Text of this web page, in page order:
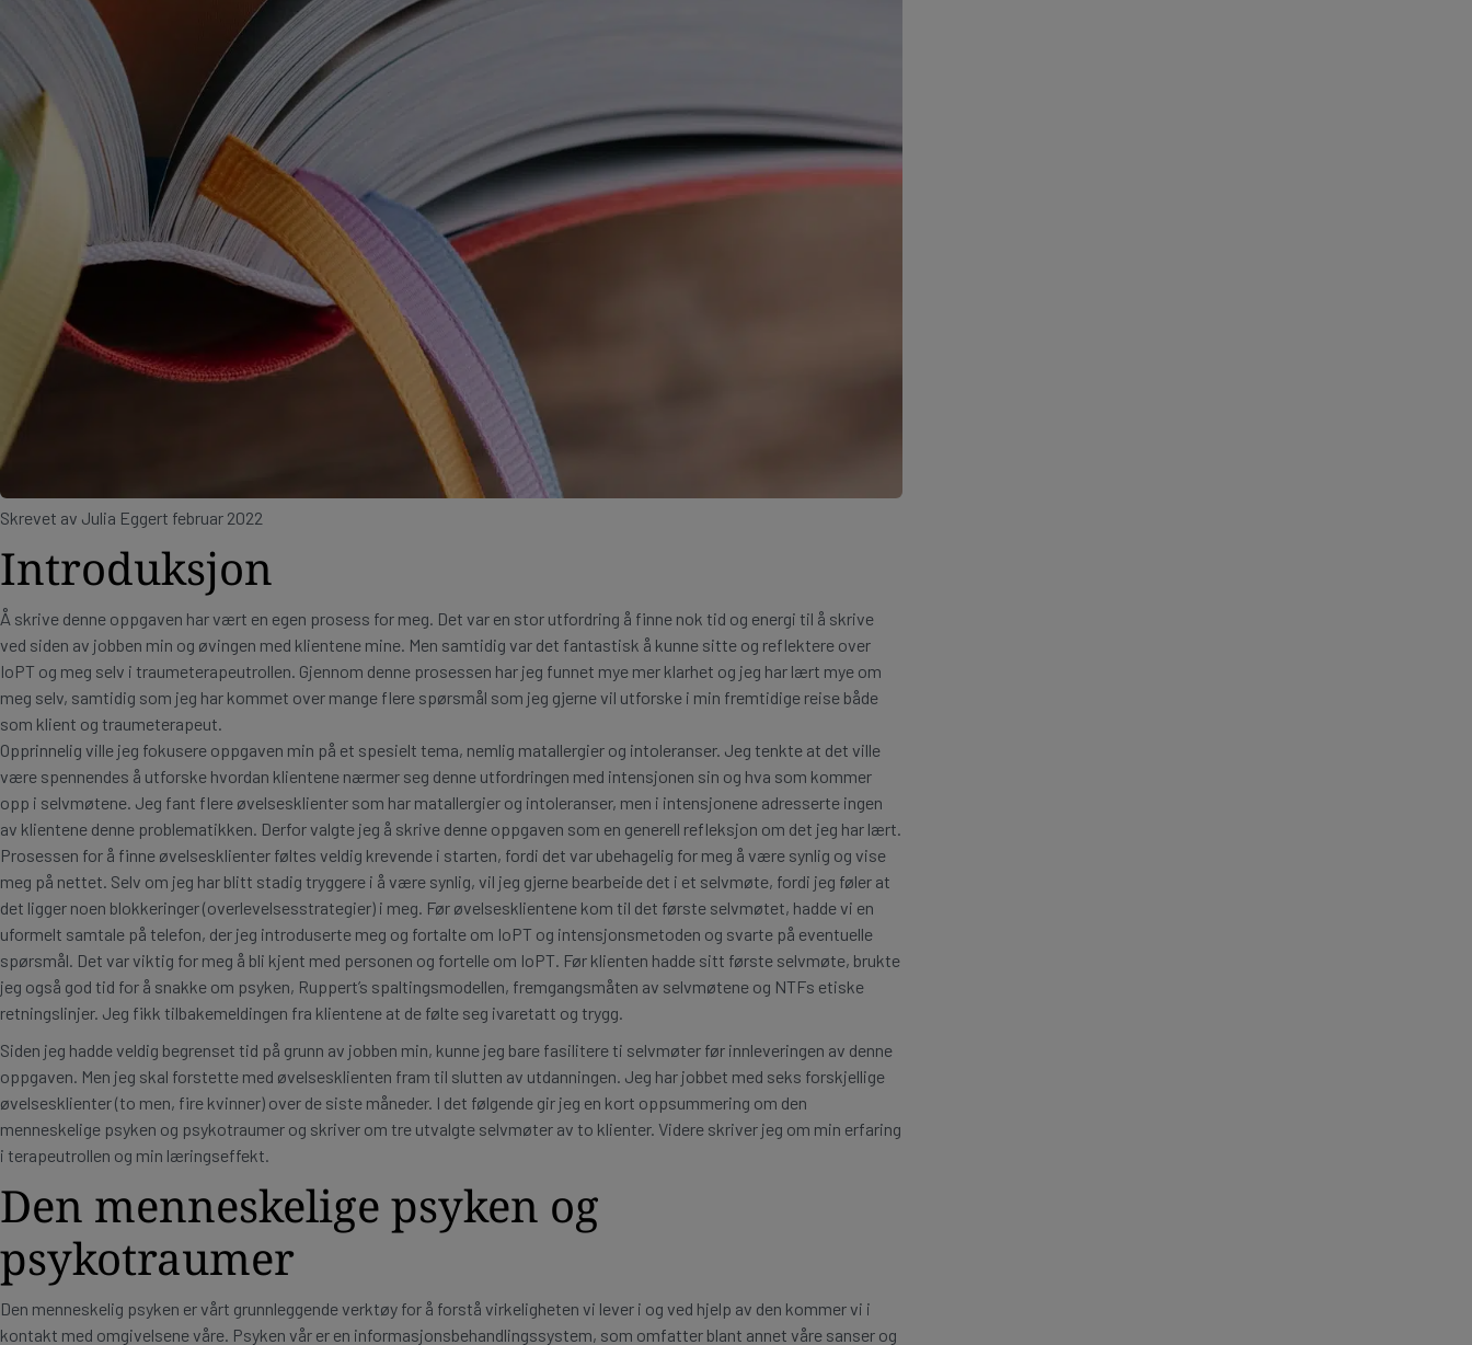
Skrevet av Julia Eggert februar 2022
Introduksjon
Å skrive denne oppgaven har vært en egen prosess for meg. Det var en stor utfordring å finne nok tid og energi til å skrive
ved siden av jobben min og øvingen med klientene mine. Men samtidig var det fantastisk å kunne sitte og reflektere over
IoPT og meg selv i traumeterapeutrollen. Gjennom denne prosessen har jeg funnet mye mer klarhet og jeg har lært mye om
meg selv, samtidig som jeg har kommet over mange flere spørsmål som jeg gjerne vil utforske i min fremtidige reise både
som klient og traumeterapeut.
Opprinnelig ville jeg fokusere oppgaven min på et spesielt tema, nemlig matallergier og intoleranser. Jeg tenkte at det ville
være spennendes å utforske hvordan klientene nærmer seg denne utfordringen med intensjonen sin og hva som kommer
opp i selvmøtene. Jeg fant flere øvelsesklienter som har matallergier og intoleranser, men i intensjonene adresserte ingen
av klientene denne problematikken. Derfor valgte jeg å skrive denne oppgaven som en generell refleksjon om det jeg har lært.
Prosessen for å finne øvelsesklienter føltes veldig krevende i starten, fordi det var ubehagelig for meg å være synlig og vise
meg på nettet. Selv om jeg har blitt stadig tryggere i å være synlig, vil jeg gjerne bearbeide det i et selvmøte, fordi jeg føler at
det ligger noen blokkeringer (overlevelsesstrategier) i meg. Før øvelsesklientene kom til det første selvmøtet, hadde vi en
uformelt samtale på telefon, der jeg introduserte meg og fortalte om IoPT og intensjonsmetoden og svarte på eventuelle
spørsmål. Det var viktig for meg å bli kjent med personen og fortelle om IoPT. Før klienten hadde sitt første selvmøte, brukte
jeg også god tid for å snakke om psyken, Ruppert’s spaltingsmodellen, fremgangsmåten av selvmøtene og NTFs etiske
retningslinjer. Jeg fikk tilbakemeldingen fra klientene at de følte seg ivaretatt og trygg.
Siden jeg hadde veldig begrenset tid på grunn av jobben min, kunne jeg bare fasilitere ti selvmøter før innleveringen av denne
oppgaven. Men jeg skal forstette med øvelsesklienten fram til slutten av utdanningen. Jeg har jobbet med seks forskjellige
øvelsesklienter (to men, fire kvinner) over de siste måneder. I det følgende gir jeg en kort oppsummering om den
menneskelige psyken og psykotraumer og skriver om tre utvalgte selvmøter av to klienter. Videre skriver jeg om min erfaring
i terapeutrollen og min læringseffekt.
Den menneskelige psyken og
psykotraumer
Den menneskelig psyken er vårt grunnleggende verktøy for å forstå virkeligheten vi lever i og ved hjelp av den kommer vi i
kontakt med omgivelsene våre. Psyken vår er en informasjonsbehandlingssystem, som omfatter blant annet våre sanser og